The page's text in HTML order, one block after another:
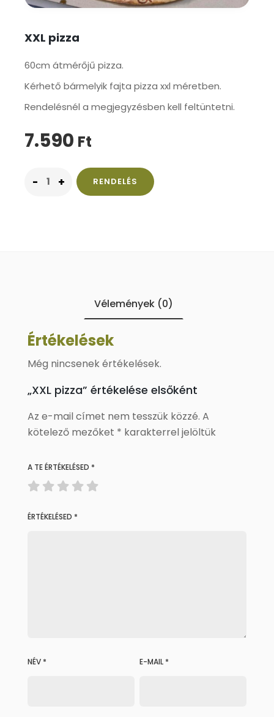
XXL pizza
60cm átmérőjű pizza.
Kérhető bármelyik fajta pizza xxl méretben.
Rendelésnél a megjegyzésben kell feltüntetni.
7.590 Ft
RENDELÉS
Vélemények (0)
Értékelések
Még nincsenek értékelések.
„XXL pizza” értékelése elsőként
Az e-mail címet nem tesszük közzé. A
kötelező mezőket * karakterrel jelöltük
A TE ÉRTÉKELÉSED *
ÉRTÉKELÉSED *
NÉV * E-MAIL *